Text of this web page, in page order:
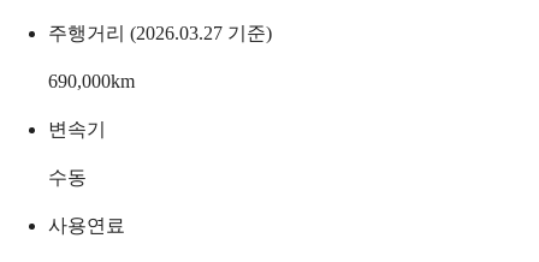
주행거리 (2026.03.27 기준)
690,000km
변속기
수동
사용연료